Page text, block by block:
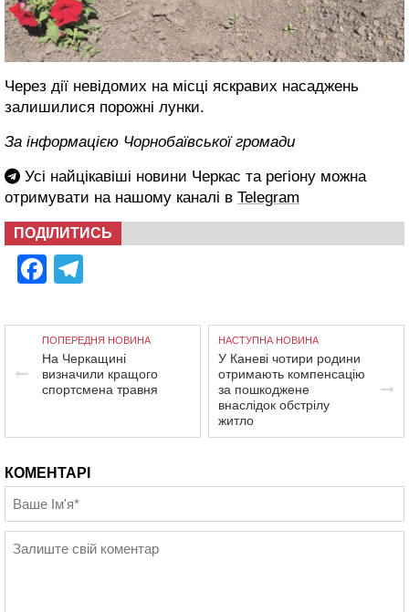
Через дії невідомих на місці яскравих насаджень
залишилися порожні лунки.
За інформацією Чорнобаївської громади
Усі найцікавіші новини Черкас та регіону можна
отримувати на нашому каналі в Telegram
ПОДІЛИТИСЬ
Facebook
ПОПЕРЕДНЯ НОВИНА
На Черкащині
визначили кращого
спортсмена травня
НАСТУПНА НОВИНА
У Каневі чотири родини
отримають компенсацію
за пошкоджене
внаслідок обстрілу
житло
КОМЕНТАРІ